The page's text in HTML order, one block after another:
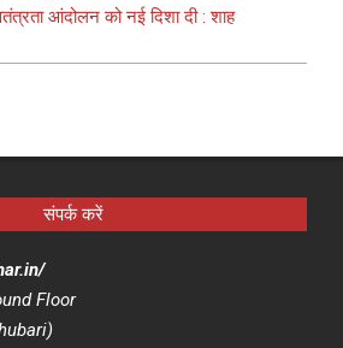
आंदोलन को नई दिशा दी : शाह
संपर्क करें
Floor